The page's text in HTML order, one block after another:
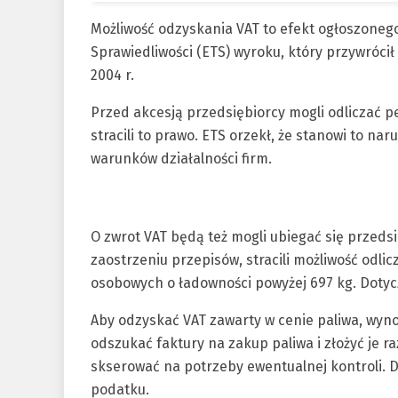
Możliwość odzyskania VAT to efekt
Sprawiedliwości (ETS) wyroku, który
2004 r.
Przed akcesją przedsiębiorcy mogli odliczać
stracili to prawo. ETS orzekł, że stanowi to
warunków działalności firm.
O zwrot VAT będą też mogli ubiegać się
zaostrzeniu przepisów, stracili możliwość
osobowych o ładowności powyżej 697 kg.
Aby odzyskać VAT zawarty w cenie paliwa,
odszukać faktury na zakup paliwa i złożyć je
skserować na potrzeby ewentualnej kontroli.
podatku.